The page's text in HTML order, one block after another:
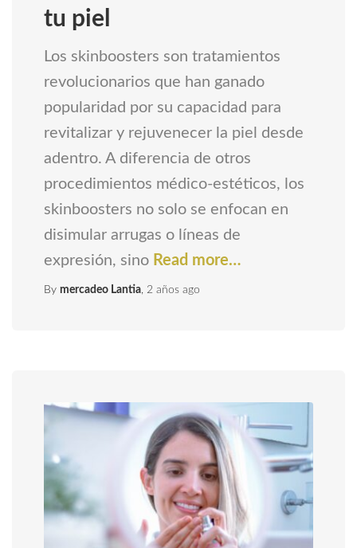
tu piel
Los skinboosters son tratamientos
revolucionarios que han ganado
popularidad por su capacidad para
revitalizar y rejuvenecer la piel desde
adentro. A diferencia de otros
procedimientos médico-estéticos, los
skinboosters no solo se enfocan en
disimular arrugas o líneas de
expresión, sino Read more…
By mercadeo Lantia, 2 años ago